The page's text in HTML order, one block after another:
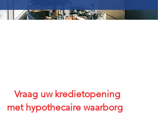
Vraag uw kredietopening
met hypothecaire waarborg